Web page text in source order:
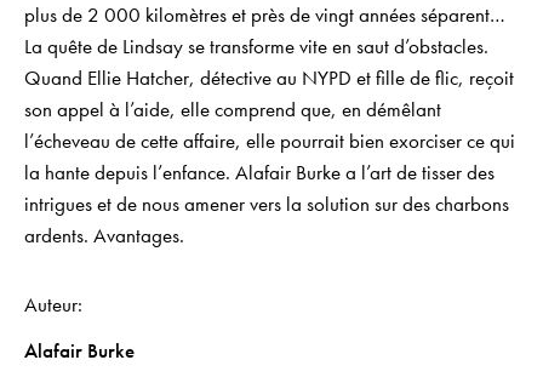
plus de 2 000 kilomètres et près de vingt années séparent…
La quête de Lindsay se transforme vite en saut d’obstacles.
Quand Ellie Hatcher, détective au NYPD et fille de flic, reçoit
son appel à l’aide, elle comprend que, en démêlant
l’écheveau de cette affaire, elle pourrait bien exorciser ce qui
la hante depuis l’enfance. Alafair Burke a l’art de tisser des
intrigues et de nous amener vers la solution sur des charbons
ardents. Avantages.
Auteur
Alafair Burke